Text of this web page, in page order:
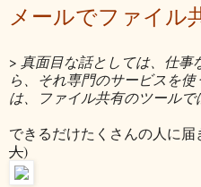
メールでファイル
> 真面目な話としては、仕事
ら、それ専門のサービスを
は、ファイル共有のツールで
できるだけたくさんの人に
人)